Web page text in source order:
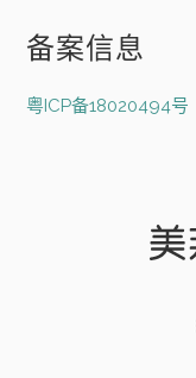
备案信息
粤ICP备18020494号